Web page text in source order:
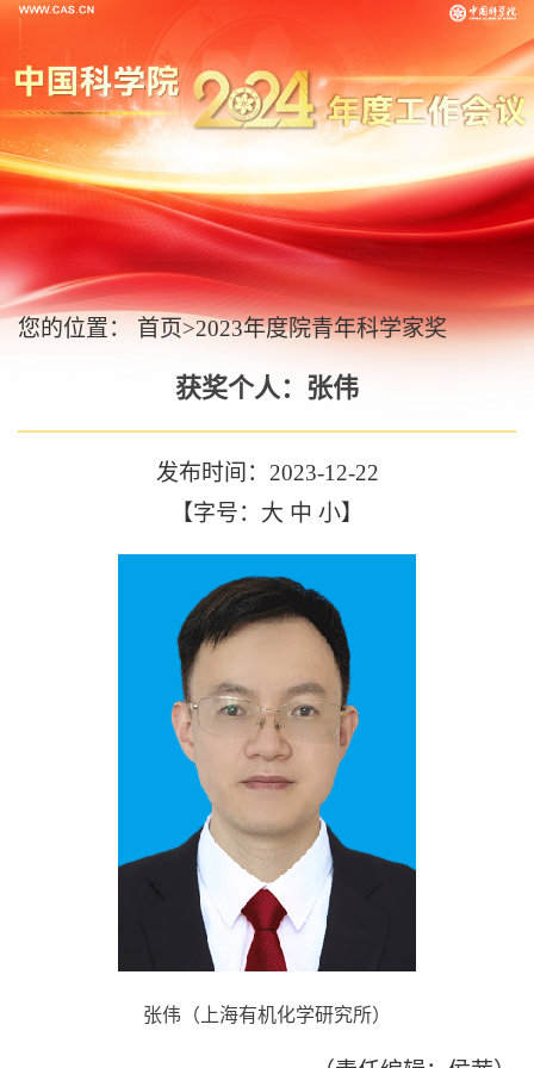
您的位置： 首页>2023年度院青年科学家奖
获奖个人：张伟
发布时间：2023-12-22
【字号： 大 中 小】
张伟（上海有机化学研究所）